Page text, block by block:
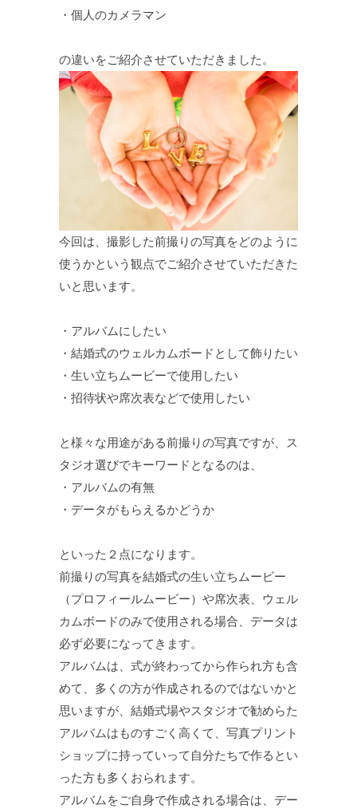
・個人のカメラマン
の違いをご紹介させていただきました。
今回は、撮影した前撮りの写真をどのように
使うかという観点でご紹介させていただきた
いと思います。
・アルバムにしたい
・結婚式のウェルカムボードとして飾りたい
・生い立ちムービーで使用したい
・招待状や席次表などで使用したい
と様々な用途がある前撮りの写真ですが、ス
タジオ選びでキーワードとなるのは、
・アルバムの有無
・データがもらえるかどうか
といった２点になります。
前撮りの写真を結婚式の生い立ちムービー
（プロフィールムービー）や席次表、ウェル
カムボードのみで使用される場合、データは
必ず必要になってきます。
アルバムは、式が終わってから作られ方も含
めて、多くの方が作成されるのではないかと
思いますが、結婚式場やスタジオで勧めらた
アルバムはものすごく高くて、写真プリント
ショップに持っていって自分たちで作るとい
った方も多くおられます。
アルバムをご自身で作成される場合は、デー